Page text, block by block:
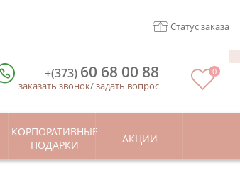
Статус заказа
0
+(373) 60 68 00 88
заказать звонок/задать вопрос
КОРПОРАТИВНЫЕ
ПОДАРКИ
АКЦИИ